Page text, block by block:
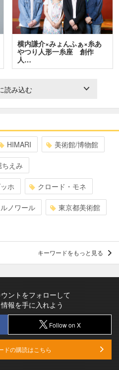
横内謙介×みょんふぁ×糸あ
やつり人形一糸座 創作
人…
読み込む
HIMARI 美術館/博物館
ちえみ
ホ クロード・モネ
ノワール 東京都美術館
キーワードをもっと見る
ントをフォローして
報を手に入れよう
Follow on X
ドの購読はこちら